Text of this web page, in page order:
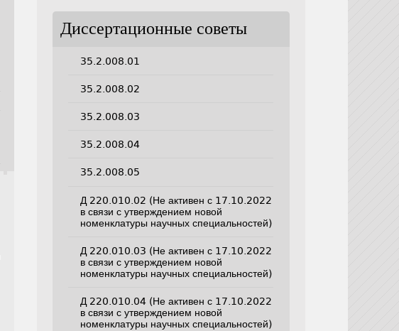
Диссертационные советы
35.2.008.01
35.2.008.02
35.2.008.03
35.2.008.04
35.2.008.05
Д 220.010.02 (Не активен с 17.10.2022
в связи с утверждением новой
номенклатуры научных специальностей)
Д 220.010.03 (Не активен с 17.10.2022
в связи с утверждением новой
номенклатуры научных специальностей)
Д 220.010.04 (Не активен с 17.10.2022
в связи с утверждением новой
номенклатуры научных специальностей)